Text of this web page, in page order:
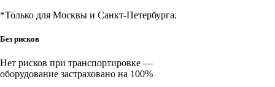
*Только для Москвы и Санкт-Петербурга.
Без рисков
Нет рисков при транспортировке —
оборудование застраховано на 100%